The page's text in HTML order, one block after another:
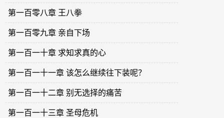
第一百零八章 王八拳
第一百零九章 亲自下场
第一百一十章 求知求真的心
第一百一十一章 该怎么继续往下装呢？
第一百一十二章 别无选择的痛苦
第一百一十三章 圣母危机